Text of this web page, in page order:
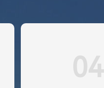
04